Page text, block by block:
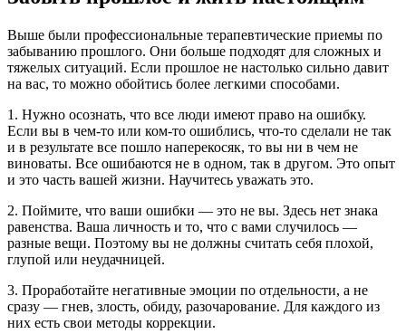
Выше были профессиональные терапевтические приемы по
забыванию прошлого. Они больше подходят для сложных и
тяжелых ситуаций. Если прошлое не настолько сильно давит
на вас, то можно обойтись более легкими способами.
1. Нужно осознать, что все люди имеют право на ошибку.
Если вы в чем-то или ком-то ошиблись, что-то сделали не так
и в результате все пошло наперекосяк, то вы ни в чем не
виноваты. Все ошибаются не в одном, так в другом. Это опыт
и это часть вашей жизни. Научитесь уважать это.
2. Поймите, что ваши ошибки — это не вы. Здесь нет знака
равенства. Ваша личность и то, что с вами случилось —
разные вещи. Поэтому вы не должны считать себя плохой,
глупой или неудачницей.
3. Проработайте негативные эмоции по отдельности, а не
сразу — гнев, злость, обиду, разочарование. Для каждого из
них есть свои методы коррекции.